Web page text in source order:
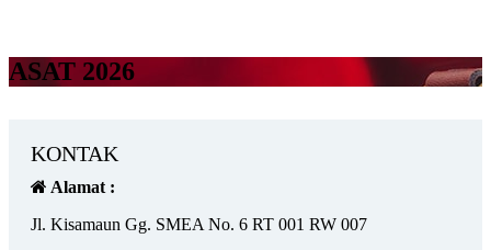
ASAT 2026
KONTAK
Alamat :
Jl. Kisamaun Gg. SMEA No. 6 RT 001 RW 007